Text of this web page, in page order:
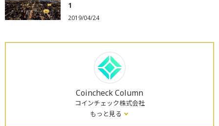
1
2019/04/24
Coincheck Column
コインチェック株式会社
もっと見る